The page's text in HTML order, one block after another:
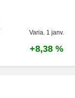
Varia. 1 janv.
+8,38 %